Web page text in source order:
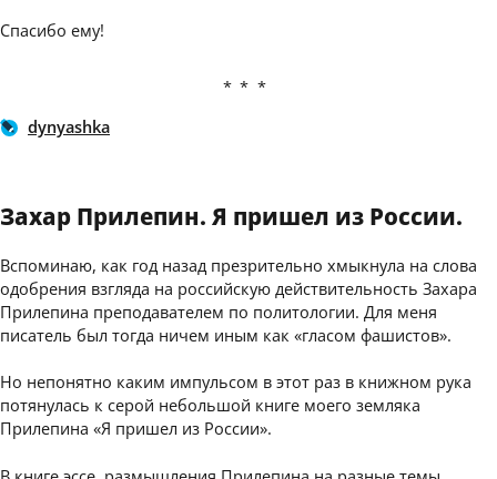
Спасибо ему!
***
dynyashka
Захар Прилепин. Я пришел из России.
Вспоминаю, как год назад презрительно хмыкнула на слова
одобрения взгляда на российскую действительность Захара
Прилепина преподавателем по политологии. Для меня
писатель был тогда ничем иным как «гласом фашистов».
Но непонятно каким импульсом в этот раз в книжном рука
потянулась к серой небольшой книге моего земляка
Прилепина «Я пришел из России».